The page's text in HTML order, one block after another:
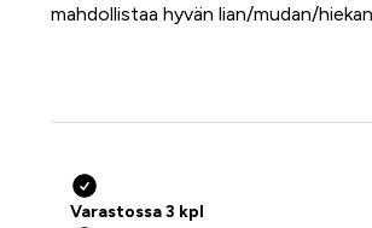
mahdollistaa hyvän lian/mudan/
Varastossa 3 kpl